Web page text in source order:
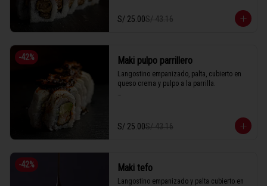
1 Tabla (10 unidades)
S/ 25.00S/ 43.16
-42% Maki pulpo parrillero
Langostino empanizado, palta, cubierto en
queso crema y pulpo a la parrilla.
1 Tabla (10 unidades)
S/ 25.00S/ 43.16
-42% Maki tefo
Langostino empanizado y palta cubierto en